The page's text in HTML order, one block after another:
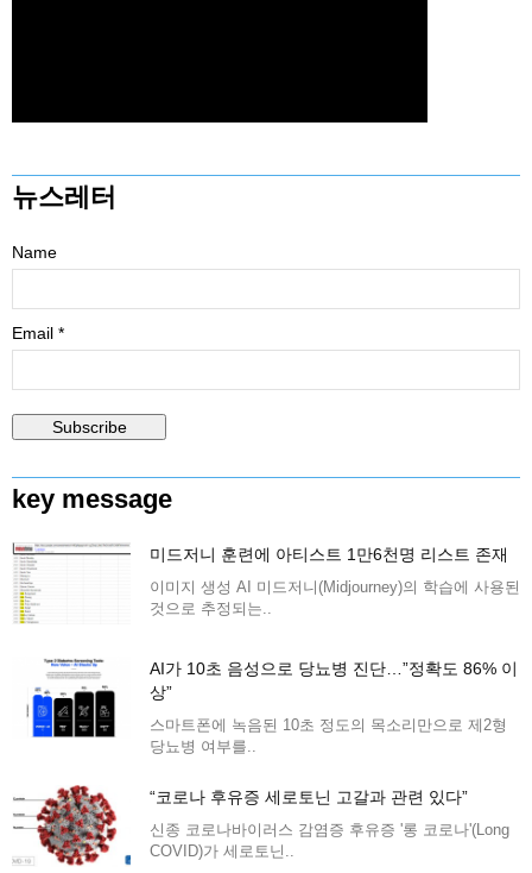
뉴스레터
Name
Email *
key message
미드저니 훈련에 아티스트 1만6천명 리스트 존재
이미지 생성 AI 미드저니(Midjourney)의 학습에 사용된
것으로 추정되는..
AI가 10초 음성으로 당뇨병 진단…”정확도 86% 이
상”
스마트폰에 녹음된 10초 정도의 목소리만으로 제2형
당뇨병 여부를..
“코로나 후유증 세로토닌 고갈과 관련 있다”
신종 코로나바이러스 감염증 후유증 '롱 코로나'(Long
COVID)가 세로토닌..